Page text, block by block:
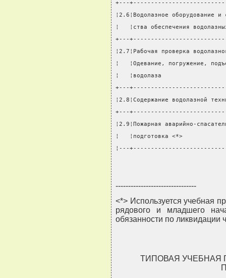
+---
¦2.6¦Водолазное
¦   ¦ства обеспечения
+---
¦2.7¦Рабочая проверка
¦   ¦Одевание, погружение,
¦   ¦водолаза
+---
¦2.8¦Содержание
+---
¦2.9¦Пожарная аварийно-
¦   ¦подготовка <*>
¦---
--------------------------------
<*> Используется учебная
рядового и младшего
обязанности по ликвидации
ТИПОВАЯ УЧЕБНАЯ